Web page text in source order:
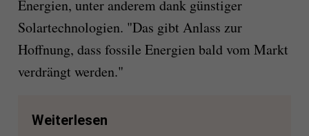
Energien, unter anderem dank günstiger
Solartechnologien. "Das gibt Anlass zur
Hoffnung, dass fossile Energien bald vom Markt
verdrängt werden."
Weiterlesen